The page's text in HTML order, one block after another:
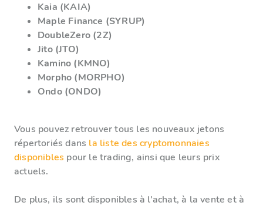
Kaia (KAIA)
Maple Finance (SYRUP)
DoubleZero (2Z)
Jito (JTO)
Kamino (KMNO)
Morpho (MORPHO)
Ondo (ONDO)
Vous pouvez retrouver tous les nouveaux jetons
répertoriés dans la liste des cryptomonnaies
disponibles pour le trading, ainsi que leurs prix
actuels.
De plus, ils sont disponibles à l'achat, à la vente et à